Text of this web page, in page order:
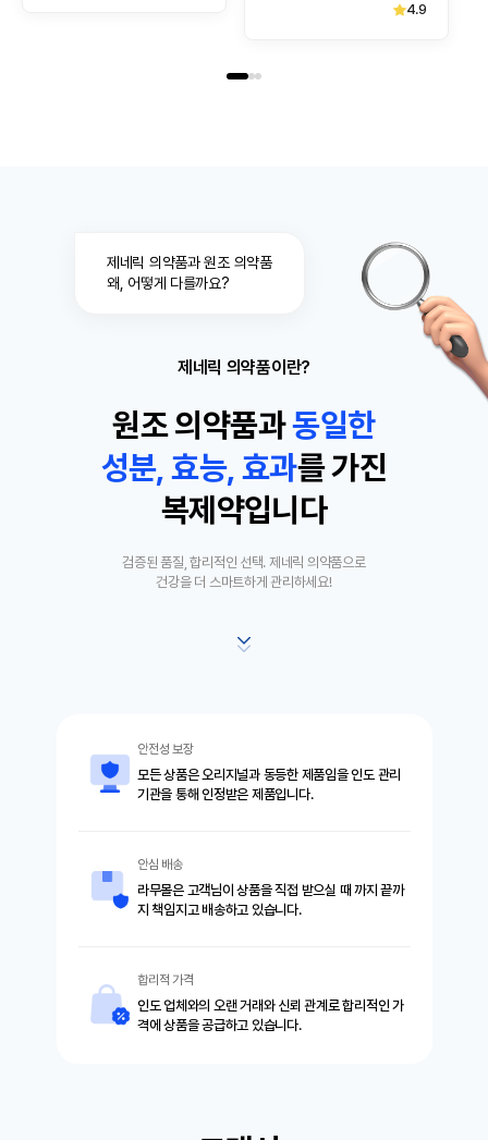
4.9
제네릭 의약품과 원조 의약품
왜, 어떻게 다를까요?
제네릭 의약품이란?
원조 의약품과동일한
성분, 효능, 효과를 가진
복제약입니다
검증된 품질, 합리적인 선택. 제네릭 의약품으로
건강을 더 스마트하게 관리하세요!
안전성 보장
모든 상품은 오리지널과 동등한 제품임을 인도 관리
기관을 통해 인정받은 제품입니다.
안심 배송
라무몰은 고객님이 상품을 직접 받으실 때 까지 끝까
지 책임지고 배송하고 있습니다.
합리적 가격
인도 업체와의 오랜 거래와 신뢰 관계로 합리적인 가
격에 상품을 공급하고 있습니다.